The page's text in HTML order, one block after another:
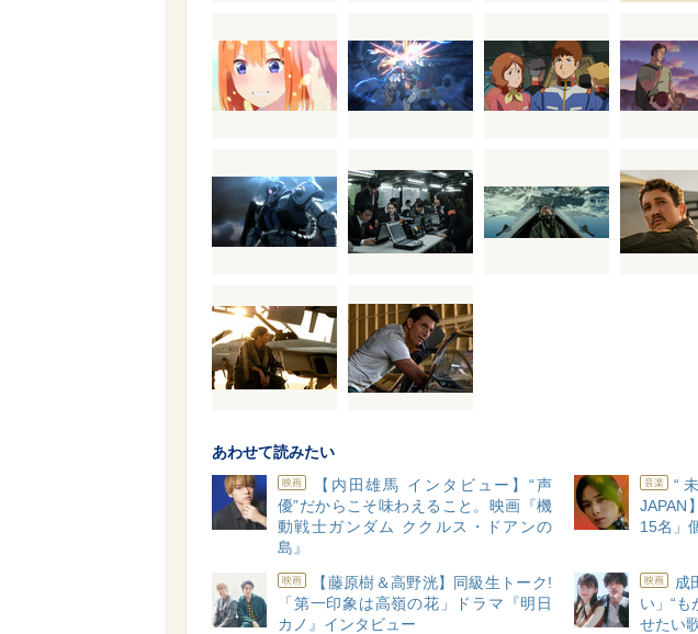
あわせて読みたい
映画
【内田雄馬 インタビュー】“声
優”だからこそ味わえること。映画『機
動戦士ガンダム ククルス・ドアンの
島』
音楽
“
JAPAN
15名」
映画
【藤原樹＆高野洸】同級生トーク!
「第一印象は高嶺の花」ドラマ『明日
カノ』インタビュー
映画
成
い」“
せたい